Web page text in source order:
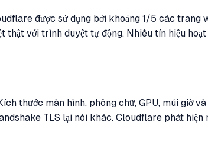
được sử dụng bởi khoảng 1/5 các
với trình duyệt tự động. Nhiều tín hiệu
thước màn hình, phông chữ, GPU, múi giờ
TLS lại nói khác. Cloudflare phát